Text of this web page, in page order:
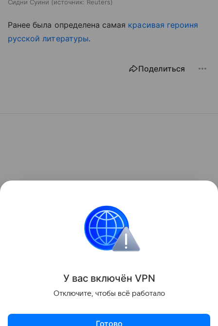
Сидни Суини источник: Reuters
Ранее была определена самая красивая героиня
русской литературы.
Поделиться
У вас включён VPN
Отключите, чтобы всё работало
Готово